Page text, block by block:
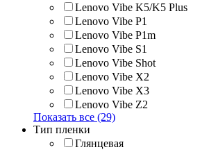
Lenovo Vibe K5/K5 Plus
Lenovo Vibe P1
Lenovo Vibe P1m
Lenovo Vibe S1
Lenovo Vibe Shot
Lenovo Vibe X2
Lenovo Vibe X3
Lenovo Vibe Z2
Показать все (29)
Тип пленки
Глянцевая